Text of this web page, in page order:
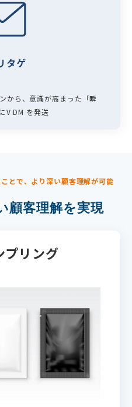
タゲ
から、意識が高まった「瞬
V DM を発送
とで、より深い顧客理解が可能
顧客理解を実現
リング